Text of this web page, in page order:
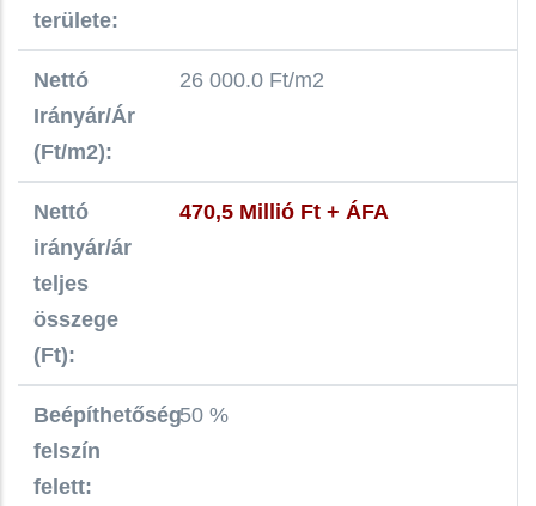
területe:
Nettó
Irányár/Ár
(Ft/m2):
26 000.0 Ft/m2
Nettó
irányár/ár
teljes
összege
(Ft):
470,5 Millió Ft + ÁFA
Beépíthetőség
felszín
felett:
50 %